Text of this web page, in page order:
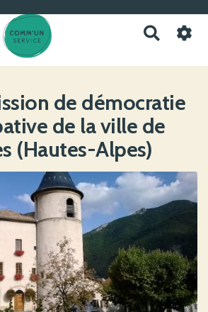
c
e
r
c
r
de démocratie
de la ville de
(Hautes-Alpes)